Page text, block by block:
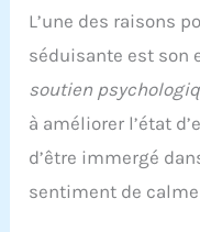
L’une des raisons
séduisante est son
soutien
à améliorer l’état
d’être immergé
sentiment de